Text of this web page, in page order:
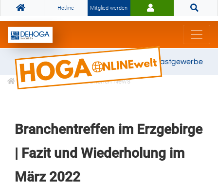
Hotline Mitglied werden
Gemeinsam stark für das Gastgewerbe
Informationen Branchen News
Branchentreffen im Erzgebirge
| Fazit und Wiederholung im
März 2022